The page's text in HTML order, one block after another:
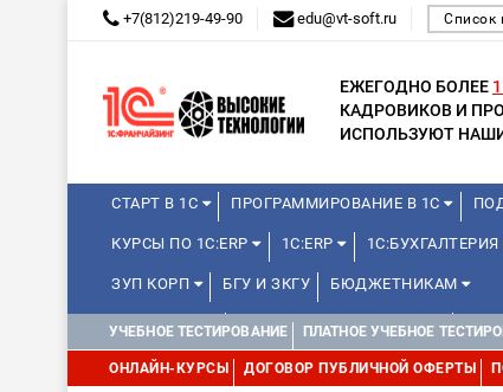
+7(812)219-49-90 edu@vt-soft.ru Список
ЕЖЕГОДНО БОЛЕЕ
КАДРОВИКОВ И
ИСПОЛЬЗУЮТ
СТАРТ В 1С ПРОГРАММИРОВАНИЕ В 1С
КУРСЫ ПО 1С:ERP 1С:ERP
ЗУП КОРП БГУ И ЗКГУ БЮДЖЕТНИКАМ
МИНИ-КУРСЫ КУРСЫ ДЛЯ ШКОЛЬНИКОВ
УПРАВЛЕНИЕ ПРОЕКТАМИ УПРАВЛЕНЦАМ
УЧЕБНОЕ ТЕСТИРОВАНИЕ ПЛАТНОЕ УЧЕБНОЕ
ОНЛАЙН-КУРСЫ ДОГОВОР ПУБЛИЧНОЙ ОФЕРТЫ